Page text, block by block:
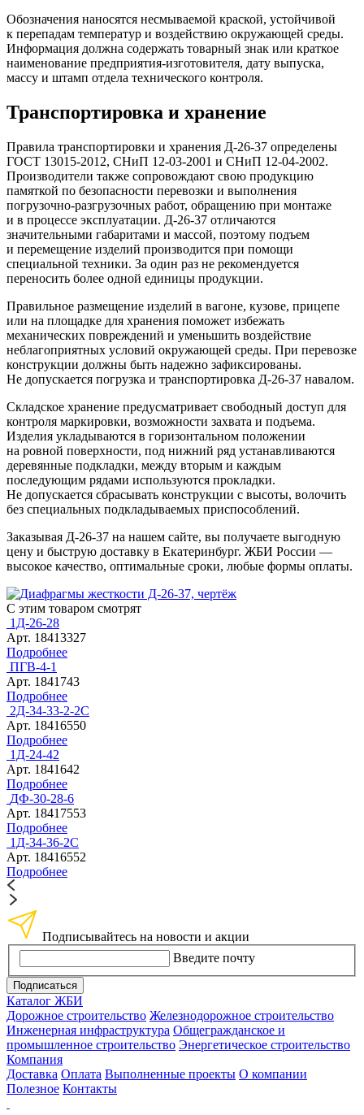
Обозначения наносятся несмываемой краской, устойчивой
к перепадам температур и воздействию окружающей среды.
Информация должна содержать товарный знак или краткое
наименование предприятия-изготовителя, дату выпуска,
массу и штамп отдела технического контроля.
Транспортировка и хранение
Правила транспортировки и хранения Д-26-37 определены
ГОСТ 13015-2012, СНиП 12-03-2001 и СНиП 12-04-2002.
Производители также сопровождают свою продукцию
памяткой по безопасности перевозки и выполнения
погрузочно-разгрузочных работ, обращению при монтаже
и в процессе эксплуатации. Д-26-37 отличаются
значительными габаритами и массой, поэтому подъем
и перемещение изделий производится при помощи
специальной техники. За один раз не рекомендуется
переносить более одной единицы продукции.
Правильное размещение изделий в вагоне, кузове, прицепе
или на площадке для хранения поможет избежать
механических повреждений и уменьшить воздействие
неблагоприятных условий окружающей среды. При перевозке
конструкции должны быть надежно зафиксированы.
Не допускается погрузка и транспортировка Д-26-37 навалом.
Складское хранение предусматривает свободный доступ для
контроля маркировки, возможности захвата и подъема.
Изделия укладываются в горизонтальном положении
на ровной поверхности, под нижний ряд устанавливаются
деревянные подкладки, между вторым и каждым
последующим рядами используются прокладки.
Не допускается сбрасывать конструкции с высоты, волочить
без специальных подкладываемых приспособлений.
Заказывая Д-26-37 на нашем сайте, вы получаете выгодную
цену и быструю доставку в Екатеринбург. ЖБИ России —
высокое качество, оптимальные сроки, любые формы оплаты.
С этим товаром смотрят
1Д-26-28
Арт. 18413327
Подробнее
ПГВ-4-1
Арт. 1841743
Подробнее
2Д-34-33-2-2С
Арт. 18416550
Подробнее
1Д-24-42
Арт. 1841642
Подробнее
ДФ-30-28-6
Арт. 18417553
Подробнее
1Д-34-36-2С
Арт. 18416552
Подробнее
Подписывайтесь на новости и акции
Введите почту
Подписаться
Каталог ЖБИ
Дорожное строительство Железнодорожное строительство
Инженерная инфраструктура Общегражданское и
промышленное строительство Энергетическое строительство
Компания
Доставка Оплата Выполненные проекты О компании
Полезное Контакты